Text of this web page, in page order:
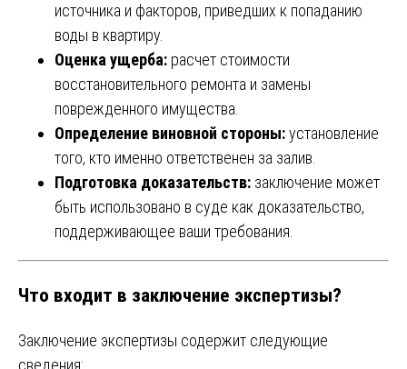
источника и факторов, приведших к попаданию
воды в квартиру.
Оценка ущерба: расчет стоимости
восстановительного ремонта и замены
поврежденного имущества.
Определение виновной стороны:установление
того, кто именно ответственен за залив.
Подготовка доказательств: заключение может
быть использовано в суде как доказательство,
поддерживающее ваши требования.
Что входит в заключение экспертизы?
Заключение экспертизы содержит следующие